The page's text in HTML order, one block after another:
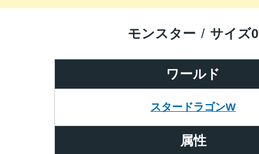
ワールド
スタードラゴンW
モンスター サイズ0
属性